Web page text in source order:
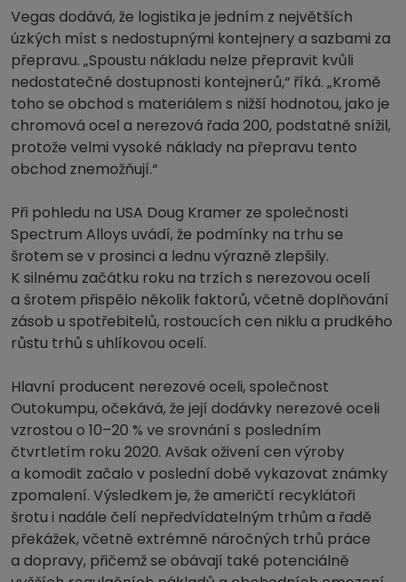
Vegas dodává, že logistika je jedním z největších
úzkých míst s nedostupnými kontejnery a sazbami za
přepravu. „Spoustu nákladu nelze přepravit kvůli
nedostatečné dostupnosti kontejnerů,“ říká. „Kromě
toho se obchod s materiálem s nižší hodnotou, jako je
chromová ocel a nerezová řada 200, podstatně snížil,
protože velmi vysoké náklady na přepravu tento
obchod znemožňují.“
Při pohledu na USA Doug Kramer ze společnosti
Spectrum Alloys uvádí, že podmínky na trhu se
šrotem se v prosinci a lednu výrazně zlepšily.
K silnému začátku roku na trzích s nerezovou ocelí
a šrotem přispělo několik faktorů, včetně doplňování
zásob u spotřebitelů, rostoucích cen niklu a prudkého
růstu trhů s uhlíkovou ocelí.
Hlavní producent nerezové oceli, společnost
Outokumpu, očekává, že její dodávky nerezové oceli
vzrostou o 10–20 % ve srovnání s posledním
čtvrtletím roku 2020. Avšak oživení cen výroby
a komodit začalo v poslední době vykazovat známky
zpomalení. Výsledkem je, že američtí recyklátoři
šrotu i nadále čelí nepředvídatelným trhům a řadě
překážek, včetně extrémně náročných trhů práce
a dopravy, přičemž se obávají také potenciálně